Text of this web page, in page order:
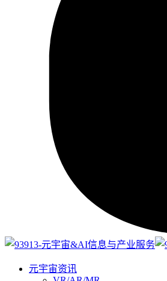
元宇宙资讯